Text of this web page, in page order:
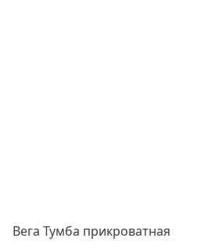
Вега Тумба прикроватная